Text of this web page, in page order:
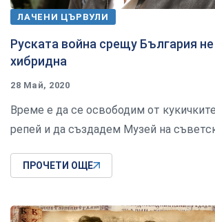
ЛАЧЕНИ ЦЪРВУЛИ
Руската война срещу България
хибридна
28 Май, 2020
Време е да се освободим от
репей и да създадем Музей на
ПРОЧЕТИ ОЩЕ